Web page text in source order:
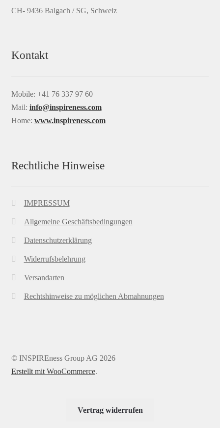
CH- 9436 Balgach / SG, Schweiz
Kontakt
Mobile: +41 76 337 97 60
Mail: info@inspireness.com
Home: www.inspireness.com
Rechtliche Hinweise
IMPRESSUM
Allgemeine Geschäftsbedingungen
Datenschutzerklärung
Widerrufsbelehrung
Versandarten
Rechtshinweise zu möglichen Abmahnungen
© INSPIREness Group AG 2026
Erstellt mit WooCommerce.
Vertrag widerrufen